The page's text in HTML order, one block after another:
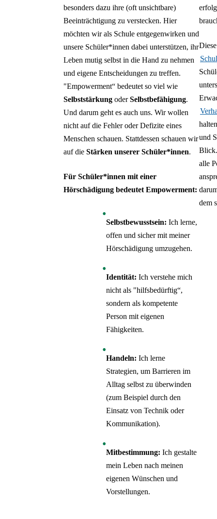
besonders dazu ihre (oft unsichtbare)
Beeinträchtigung zu verstecken. Hier
möchten wir als Schule entgegenwirken und
unsere Schüler*innen dabei unterstützen, ihr
Leben mutig selbst in die Hand zu nehmen
und eigene Entscheidungen zu treffen.
"Empowerment“ bedeutet so viel wie
Selbststärkung oderSelbstbefähigung.
Und darum geht es auch uns. Wir wollen
nicht auf die Fehler oder Defizite eines
Menschen schauen. Stattdessen schauen wir
auf die Stärken unserer Schüler*innen.
Für Schüler*innen mit einer
Hörschädigung bedeutet Empowerment:
Selbstbewusstsein: Ich lerne,
offen und sicher mit meiner
Hörschädigung umzugehen.
Identität: Ich verstehe mich
nicht als "hilfsbedürftig“,
sondern als kompetente
Person mit eigenen
Fähigkeiten.
Handeln: Ich lerne
Strategien, um Barrieren im
Alltag selbst zu überwinden
(zum Beispiel durch den
Einsatz von Technik oder
Kommunikation).
Mitbestimmung: Ich gestalte
mein Leben nach meinen
eigenen Wünschen und
Vorstellungen.
und
alle
dem